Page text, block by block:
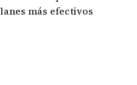
más efectivos